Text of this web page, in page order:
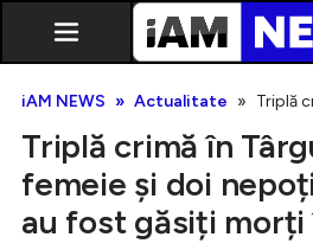
iAM NEWS Actualitate Triplă
Triplă crimă în
femeie și doi
au fost găsiți morți